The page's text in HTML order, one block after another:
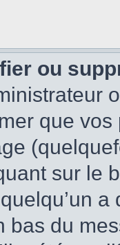
ou
que
sur le
bas du